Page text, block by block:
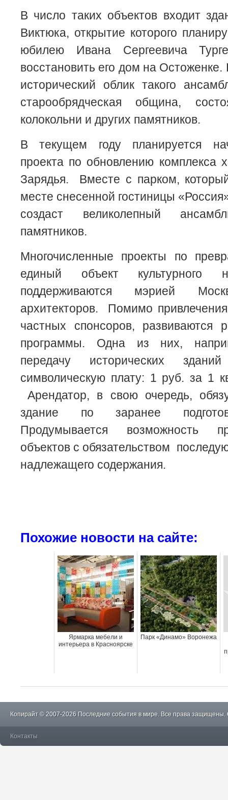
В число таких объектов входит
Виктюка, открытие которого
юбилею Ивана Сергеевича
восстановить его дом на Остоженке.
исторический облик такого
старообрядческая община,
колокольни и других памятников.
В текущем году планируется
проекта по обновлению комплекса
Зарядья. Вместе с парком,
месте снесенной гостиницы
создаст великолепный
памятников.
Многочисленные проекты по
единый объект культурного
поддерживаются мэрией
архитекторов. Помимо
частных спонсоров, развиваются
программы. Одна из них,
передачу исторических
символическую плату: 1 руб. за 1
Арендатор, в свою очередь,
здание по заранее
Продумывается возможность
объектов с обязательством
надлежащего содержания.
Похожие новости на сайте:
Ярмарка мебели и
интерьера в Красноярске
Парк «Динамо» Воронежа
Копирайт © 2007-2026 Последние события в мире. Все права защищены.
Контакты